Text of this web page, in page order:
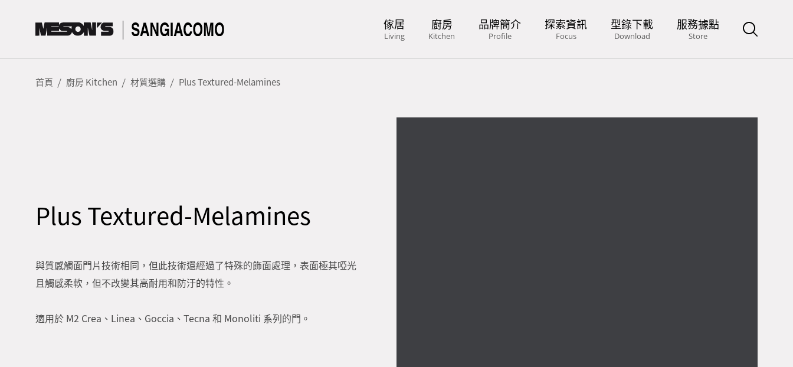
傢居
Living
廚房
Kitchen
品牌簡介
Profile
探索資訊
Focus
型錄下載
Download
服務據點
Store
首頁 廚房 Kitchen 材質選購 Plus Textured-Melamines
Plus Textured-Melamines
與質感觸面門片技術相同，但此技術還經過了特殊的飾面處理，表面極其啞光
且觸感柔軟，但不改變其高耐用和防汙的特性。
適用於 M2 Crea、Linea、Goccia、Tecna 和 Monoliti 系列的門。